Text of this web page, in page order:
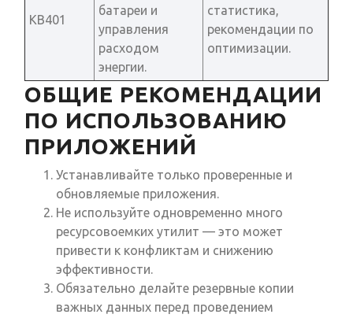
KB401
батареи и
управления
расходом
энергии.
статистика,
рекомендации по
оптимизации.
ОБЩИЕ РЕКОМЕНДАЦИИ
ПО ИСПОЛЬЗОВАНИЮ
ПРИЛОЖЕНИЙ
Устанавливайте только проверенные и
обновляемые приложения.
Не используйте одновременно много
ресурсовоемких утилит — это может
привести к конфликтам и снижению
эффективности.
Обязательно делайте резервные копии
важных данных перед проведением